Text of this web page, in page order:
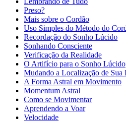
Preso?
Mais sobre o Cordão
Uso Simples do Método do
Recordação do Sonho Lúcido
Sonhando Consciente
Verificação da Realidade
O Artifício para o Sonho Lúcido
Mudando a Localização de Sua
A Forma Astral em Movimento
Momentum Astral
Como se Movimentar
Aprendendo a Voar
Velocidade